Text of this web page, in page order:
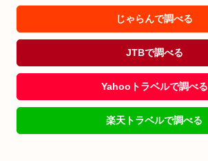
じゃらんで調べる
JTBで調べる
Yahooトラベルで調べる
楽天トラベルで調べる